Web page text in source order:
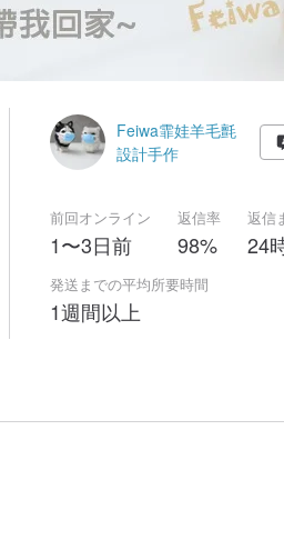
Feiwa霏娃羊毛氈
設計手作
前回オンライン
1〜3日前
返信率
98%
返信
24
発送までの平均所要時間
1週間以上